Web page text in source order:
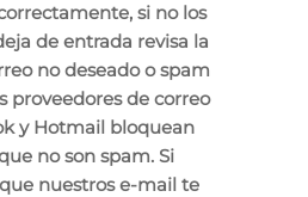
si no los
de entrada revisa la
no deseado o spam
proveedores de correo
y Hotmail bloquean
no son spam. Si
nuestros e-mail te